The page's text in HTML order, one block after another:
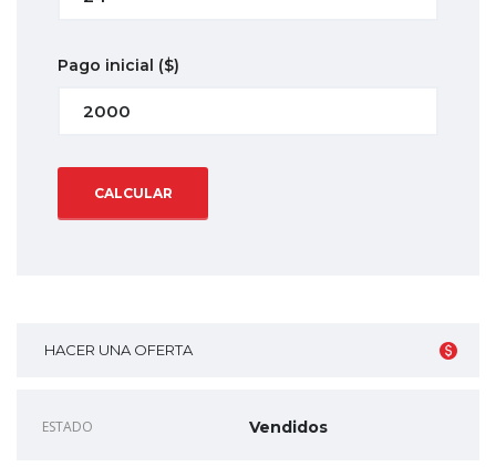
Pago inicial ($)
CALCULAR
HACER UNA OFERTA
ESTADO Vendidos